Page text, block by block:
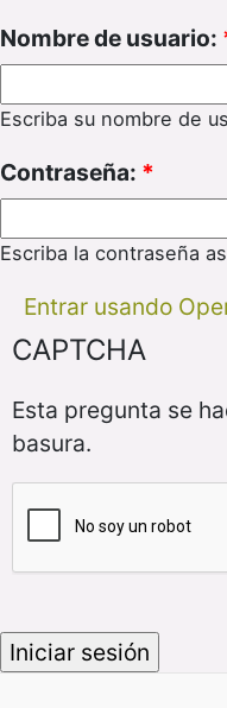
Nombre de usuario:
Escriba su nombre de
Contraseña: *
Escriba la contraseña
Entrar usando
CAPTCHA
Esta pregunta se
basura.